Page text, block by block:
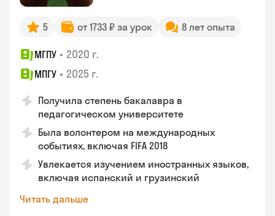
5 от 1733 ₽ за урок 8 лет опыта
МГПУ • 2020 г.
МПГУ • 2025 г.
Получила степень бакалавра в
педагогическом университете
Была волонтером на международных
событиях, включая FIFA 2018
Увлекается изучением иностранных языков,
включая испанский и грузинский
Читать дальше